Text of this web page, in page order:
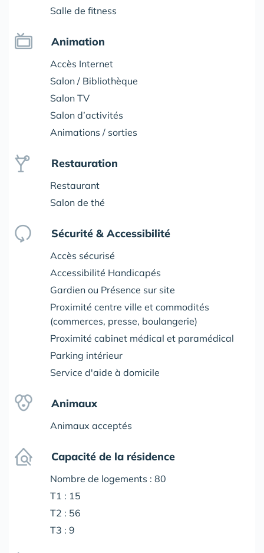
Salle de fitness
Animation
Accès Internet
Salon / Bibliothèque
Salon TV
Salon d’activités
Animations / sorties
Restauration
Restaurant
Salon de thé
Sécurité & Accessibilité
Accès sécurisé
Accessibilité Handicapés
Gardien ou Présence sur site
Proximité centre ville et commodités
(commerces, presse, boulangerie)
Proximité cabinet médical et paramédical
Parking intérieur
Service d'aide à domicile
Animaux
Animaux acceptés
Capacité de la résidence
Nombre de logements : 80
T1 : 15
T2 : 56
T3 : 9